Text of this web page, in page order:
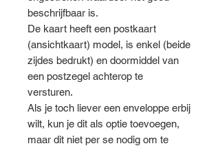
beschrijfbaar is.
De kaart heeft een postkaart
(ansichtkaart) model, is enkel (beide
zijdes bedrukt) en doormiddel van
een postzegel achterop te
versturen.
Als je toch liever een enveloppe erbij
wilt, kun je dit als optie toevoegen,
maar dit niet per se nodig om te